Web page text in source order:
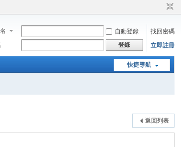
自動登錄
找回密碼
登錄 立即註冊
快捷導航
返回列表